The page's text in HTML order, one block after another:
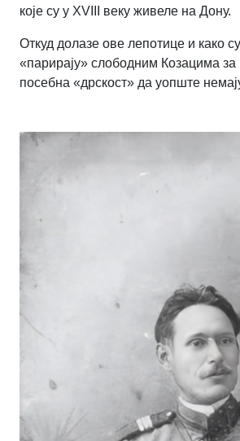
које су у XVIII веку живеле на Дону.
Откуд долазе ове лепотице и како
«парирају» слободним Козацима за
посебна «дрскост» да уопште